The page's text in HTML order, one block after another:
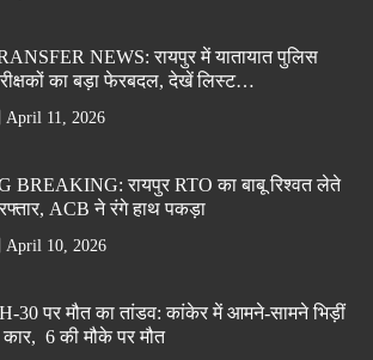
NEWS: रायपुर में यातायात पुलिस
का बड़ा फेरबदल, देखें लिस्ट…
April 11, 2026
BREAKING: रायपुर RTO का बाबू रिश्वत लेते
ACB ने रंगे हाथ पकड़ा
April 10, 2026
30 पर मौत का तांडव: कांकेर में आमने-सामने भिड़ीं
कार, 6 की मौके पर मौत